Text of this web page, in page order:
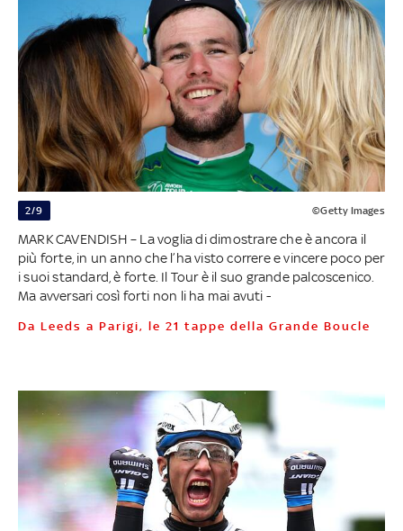
2/9 ©Getty Images
MARK CAVENDISH – La voglia di dimostrare che è ancora il
più forte, in un anno che l’ha visto correre e vincere poco per
i suoi standard, è forte. Il Tour è il suo grande palcoscenico.
Ma avversari così forti non li ha mai avuti -
Da Leeds a Parigi, le 21 tappe della Grande Boucle